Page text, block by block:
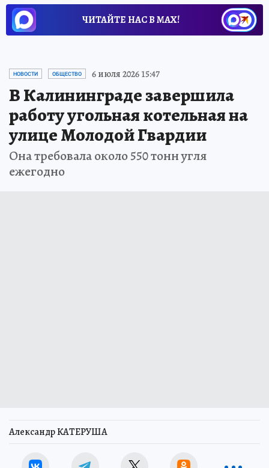
ЧИТАЙТЕ НАС В МАХ!
НОВОСТИ ОБЩЕСТВО 6 июля 2026 15:47
В Калининграде завершила
работу угольная котельная на
улице Молодой Гвардии
Она требовала около 550 тонн угля
ежегодно
Александр КАТЕРУША